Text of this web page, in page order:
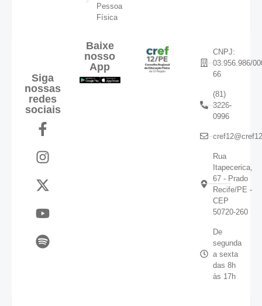
Pessoa
Física
Siga
nossas
redes
sociais
Baixe
nosso
App
CNPJ:
03.956.986/
66
(81)
3226-
0996
Rua
Itapecerica,
67 - Prado
Recife/PE -
CEP
50720-260
De
segunda
a sexta
das 8h
às 17h